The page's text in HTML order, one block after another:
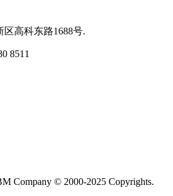
区高科东路1688号.
8511
Company © 2000-2025 Copyrights.